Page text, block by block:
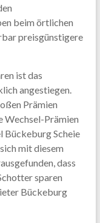
beim örtlichen
preisgünstigere
ist das
angestiegen.
Prämien
Wechsel-Prämien
Bückeburg Scheie
mit diesem
dass
sparen
Bückeburg